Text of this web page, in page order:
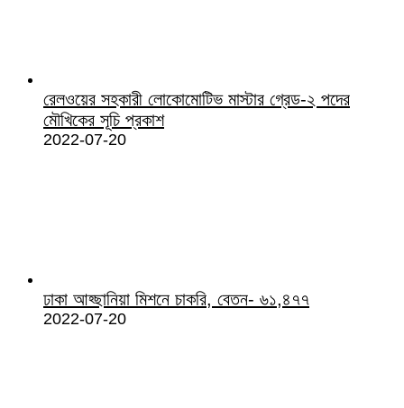
রেলওয়ের সহকারী লোকোমোটিভ মাস্টার গ্রেড-২ পদের
মৌখিকের সূচি প্রকাশ
2022-07-20
ঢাকা আহ্ছানিয়া মিশনে চাকরি, বেতন- ৬১,৪৭৭
2022-07-20